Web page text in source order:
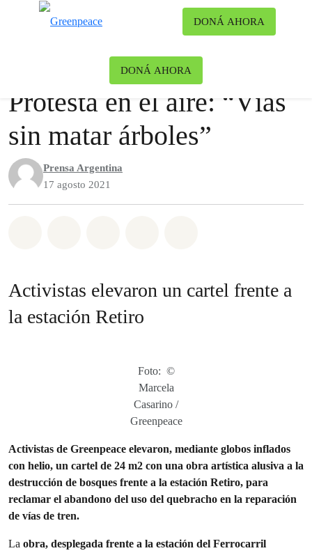
DONÁ AHORA
DONÁ AHORA
Protesta en el aire: “Vías
sin matar árboles”
Prensa Argentina
17 agosto 2021
Activistas elevaron un cartel frente a
la estación Retiro
Foto: ©
Marcela
Casarino /
Greenpeace
Activistas de Greenpeace elevaron, mediante globos inflados
con helio, un cartel de 24 m2 con una obra artística alusiva a la
destrucción de bosques frente a la estación Retiro, para
reclamar el abandono del uso del quebracho en la reparación
de vías de tren.
La obra, desplegada frente a la estación del Ferrocarril